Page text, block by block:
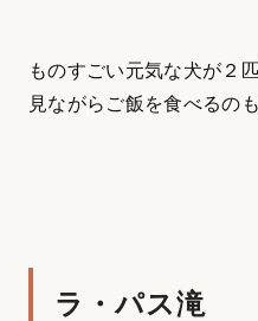
ものすごい元気な犬が２
見ながらご飯を食べるの
ラ・パス滝